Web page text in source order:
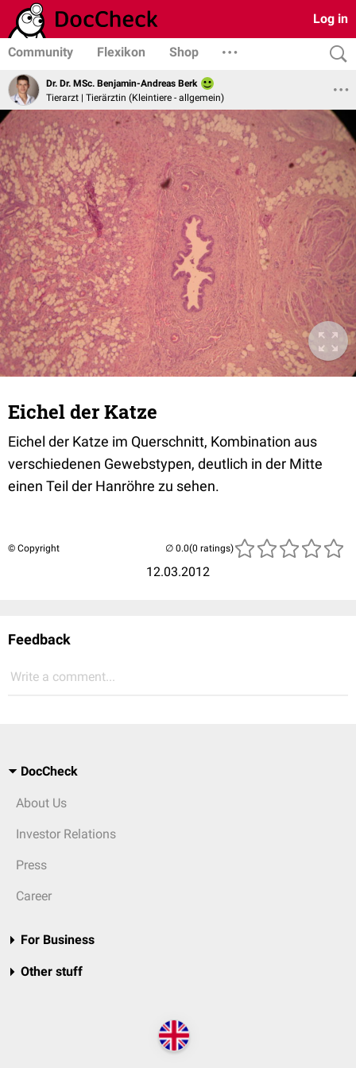
Log in
Community Flexikon Shop
Dr. Dr. MSc. Benjamin-Andreas Berk
Tierarzt | Tierärztin (Kleintiere - allgemein)
Eichel der Katze
Eichel der Katze im Querschnitt, Kombination aus
verschiedenen Gewebstypen, deutlich in der Mitte
einen Teil der Hanröhre zu sehen.
© Copyright
12.03.2012
(0 ratings)
Feedback
Write a comment...
DocCheck
About Us
Investor Relations
Press
Career
For Business
Other stuff